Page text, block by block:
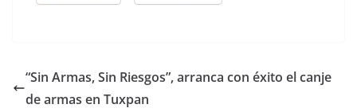
“Sin Armas, Sin Riesgos”, arranca con éxito el canje
de armas en Tuxpan